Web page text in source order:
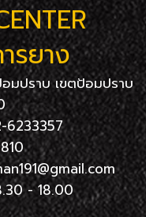
รยาง
มปราบ เขตป้อมปราบ
6233357
- 18.00